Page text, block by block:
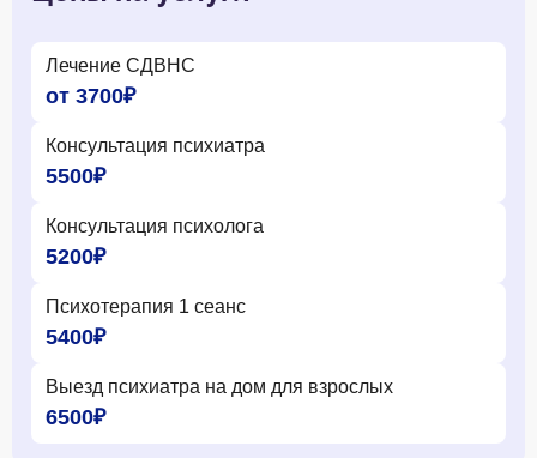
Лечение СДВНС
от 3700₽
Консультация психиатра
5500₽
Консультация психолога
5200₽
Психотерапия 1 сеанс
5400₽
Выезд психиатра на дом для взрослых
6500₽